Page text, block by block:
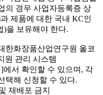
의 경우 사업자등록증 상
제품에 대한 국내 KC인
)을 보유해야 한다.
한화장품산업연구원 올코
원 관리 시스템
에서 확인할 수 있으며, 각
택해 신청할 수 있다.
재배포 금지